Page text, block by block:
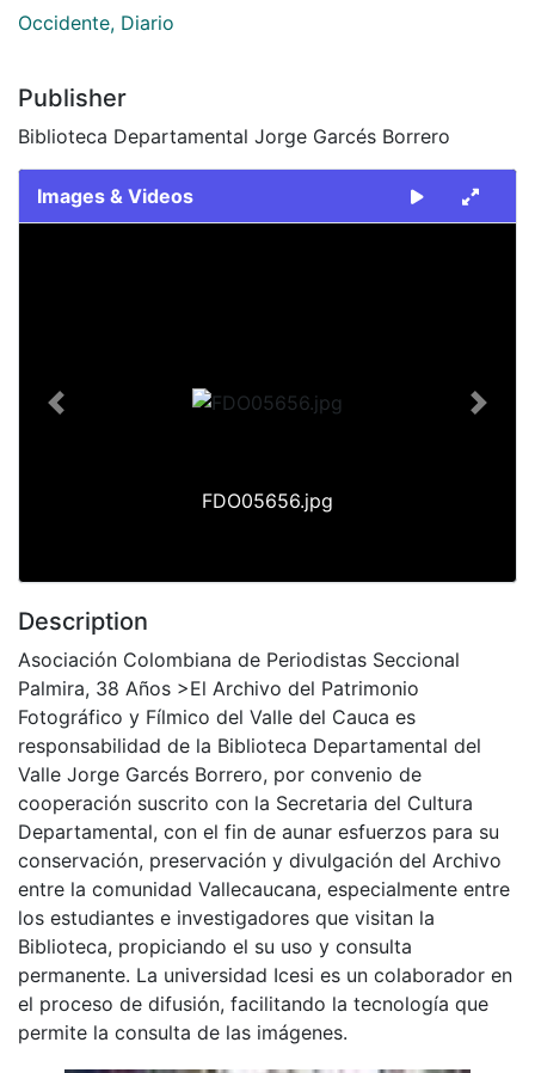
Occidente, Diario
Publisher
Biblioteca Departamental Jorge Garcés Borrero
Images & Videos
FDO05656.jpg
Previous Next
Description
Asociación Colombiana de Periodistas Seccional
Palmira, 38 Años >El Archivo del Patrimonio
Fotográfico y Fílmico del Valle del Cauca es
responsabilidad de la Biblioteca Departamental del
Valle Jorge Garcés Borrero, por convenio de
cooperación suscrito con la Secretaria del Cultura
Departamental, con el fin de aunar esfuerzos para su
conservación, preservación y divulgación del Archivo
entre la comunidad Vallecaucana, especialmente entre
los estudiantes e investigadores que visitan la
Biblioteca, propiciando el su uso y consulta
permanente. La universidad Icesi es un colaborador en
el proceso de difusión, facilitando la tecnología que
permite la consulta de las imágenes.